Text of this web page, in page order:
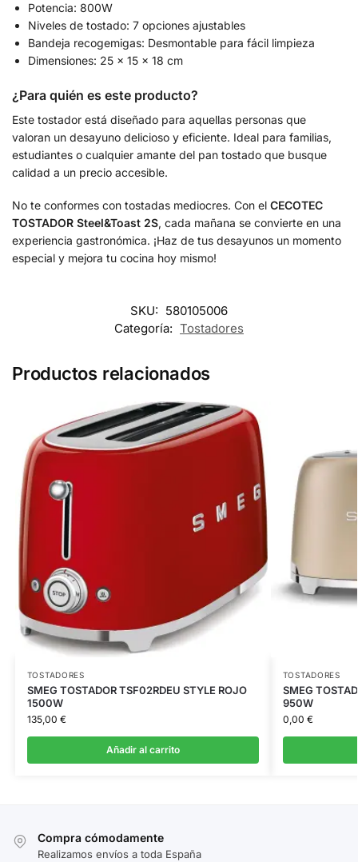
Potencia: 800W
Niveles de tostado: 7 opciones ajustables
Bandeja recogemigas: Desmontable para fácil limpieza
Dimensiones: 25 x 15 x 18 cm
¿Para quién es este producto?
Este tostador está diseñado para aquellas personas que
valoran un desayuno delicioso y eficiente. Ideal para familias,
estudiantes o cualquier amante del pan tostado que busque
calidad a un precio accesible.
No te conformes con tostadas mediocres. Con el CECOTEC
TOSTADOR Steel&Toast 2S, cada mañana se convierte en una
experiencia gastronómica. ¡Haz de tus desayunos un momento
especial y mejora tu cocina hoy mismo!
SKU: 580105006
Categoría: Tostadores
Productos relacionados
TOSTADORES
SMEG TOSTADOR TSF02RDEU STYLE ROJO
1500W
135,00 €
Añadir al carrito
TOSTADORES
SMEG
950W
0,00 €
Compra cómodamente
Realizamos envíos a toda España